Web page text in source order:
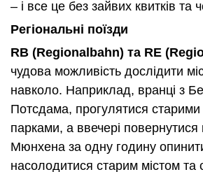
– і все це без зайвих квитків та
Регіональні поїзди
RB (Regionalbahn) та RE
чудова можливість дослідити
навколо. Наприклад, вранці з
Потсдама, прогулятися
парками, а ввечері
Мюнхена за одну годину
насолодитися старим містом